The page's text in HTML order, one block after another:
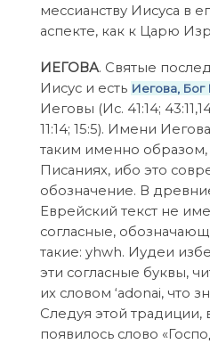
мессианству Иисуса в
аспекте, как к Царю
ИЕГОВА. Святые
Иисус и есть Иегова,
Иеговы (Ис. 41:14;
11:14; 15:5). Имени
таким именно
Писаниях, ибо это
обозначение. В
Еврейский текст не
согласные,
такие: yhwh. Иудеи
эти согласные буквы,
их словом ‘adonai, что
Следуя этой традиции,
появилось слово